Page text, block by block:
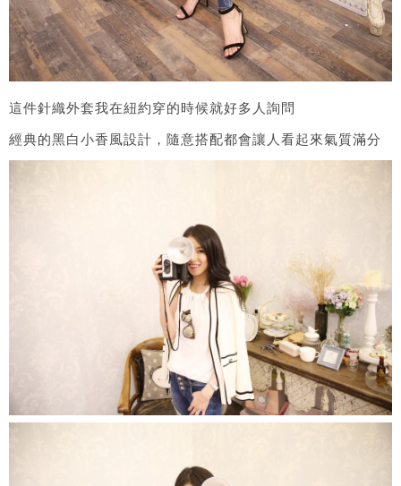
這件針織外套我在紐約穿的時候就好多人詢問
經典的黑白小香風設計，隨意搭配都會讓人看起來氣質滿分